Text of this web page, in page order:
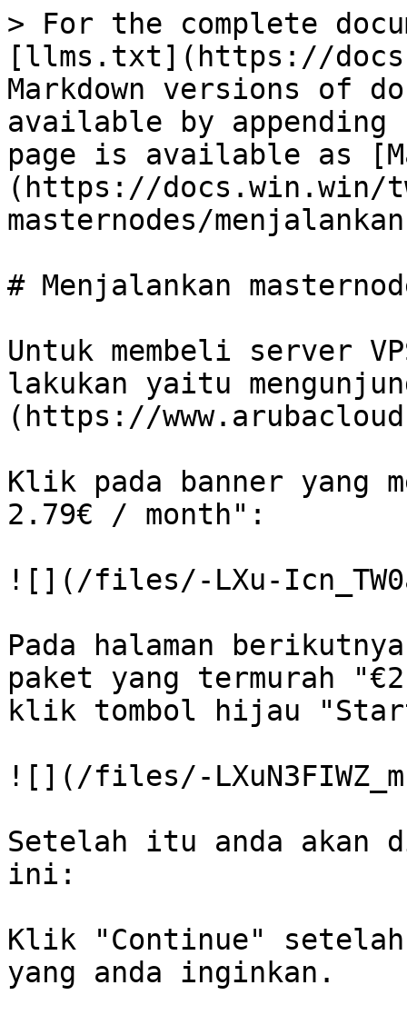
> For the complete
[llms.txt](https://
Markdown versions of
available by
page is available as
(https://docs.win.win/
masternodes/
# Menjalankan
Untuk membeli server
lakukan yaitu
(https://
Klik pada banner yang
2.79€ / month":
![](/files/-LXu-
Pada halaman
paket yang termurah
klik tombol hijau
![](/files/-
Setelah itu anda akan
ini:
Klik "Continue" setelah
yang anda inginkan.